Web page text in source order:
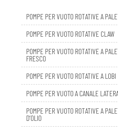
POMPE PER VUOTO ROTATIVE CLAW
POMPE PER VUOTO ROTATIVE A
FRESCO
POMPE PER VUOTO ROTATIVE A LOBI
POMPE PER VUOTO A CANALE
POMPE PER VUOTO ROTATIVE A
D’OLIO
DBL SMART